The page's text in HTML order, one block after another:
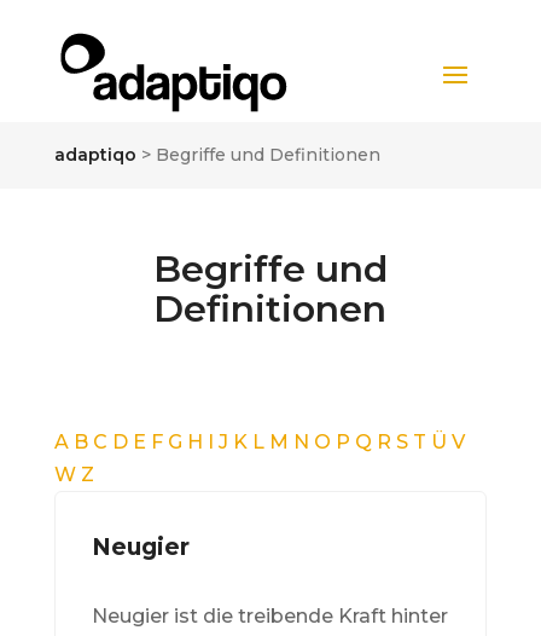
adaptiqo > Begriffe und Definitionen
Begriffe und
Definitionen
A B C D E F G H I J K L M N O P Q R S T Ü V
W Z
Neugier
Neugier ist die treibende Kraft hinter